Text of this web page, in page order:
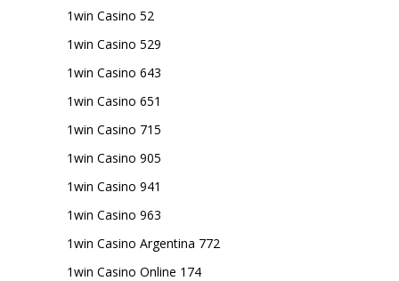
1win Casino 52
1win Casino 529
1win Casino 643
1win Casino 651
1win Casino 715
1win Casino 905
1win Casino 941
1win Casino 963
1win Casino Argentina 772
1win Casino Online 174